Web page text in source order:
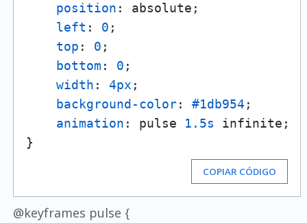
position : absolute;
left : 0 ;
top : 0 ;
bottom : 0 ;
width : 4px ;
background-color: #1db954 ;
animation : pulse 1.5s infinite;
COPIAR CÓDIGO
@keyframes pulse {